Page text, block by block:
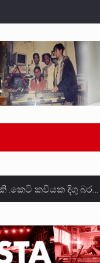
.කෙටි කවියක දිගු බර…